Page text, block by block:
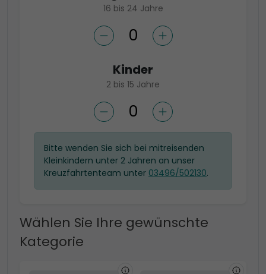
16 bis 24 Jahre
Kinder
2 bis 15 Jahre
Bitte wenden Sie sich bei mitreisenden
Kleinkindern unter 2 Jahren an unser
Kreuzfahrtenteam unter 03496/502130.
Wählen Sie Ihre gewünschte
Kategorie